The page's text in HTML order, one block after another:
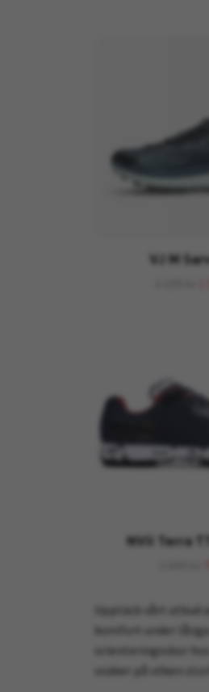
VJ M
NVii Terra
Upptäck vårt
komfort under
orienteringsskor
osäker på vilken